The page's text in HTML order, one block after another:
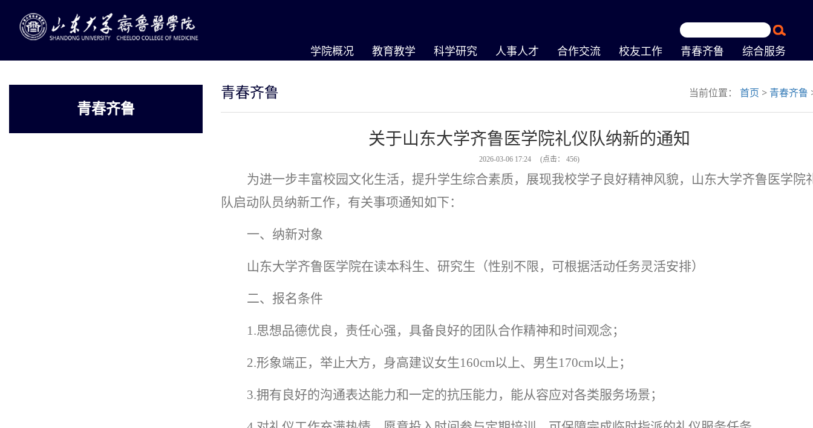
学院概况 教育教学 科学研究 人事人才 合作交流 校友工作 青春齐鲁 综合服务
青春齐鲁
青春齐鲁 当前位置： 首页 > 青春齐鲁
关于山东大学齐鲁医学院礼仪队纳新的通知
2026-03-06 17:24 (点击： 456)
为进一步丰富校园文化生活，提升学生综合素质，展现我校学子良好精神风貌，山东大学齐鲁医学院
队启动队员纳新工作，有关事项通知如下：
一、纳新对象
山东大学齐鲁医学院在读本科生、研究生（性别不限，可根据活动任务灵活安排）
二、报名条件
1.思想品德优良，责任心强，具备良好的团队合作精神和时间观念；
2.形象端正，举止大方，身高建议女生160cm以上、男生170cm以上；
3.拥有良好的沟通表达能力和一定的抗压能力，能从容应对各类服务场景；